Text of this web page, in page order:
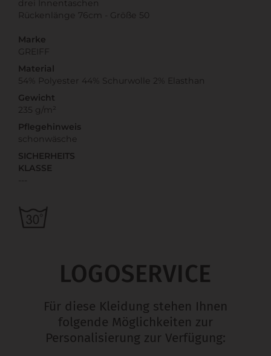
drei Innentaschen
Rückenlänge 76cm - Größe 50
Marke
GREIFF
Material
54% Polyester 44% Schurwolle 2% Elasthan
Gewicht
235 g/m²
Pflegehinweis
schonwäsche
SICHERHEITS
KLASSE
LOGOSERVICE
Für diese Kleidung stehen Ihnen
folgende Möglichkeiten zur
Personalisierung zur Verfügung: